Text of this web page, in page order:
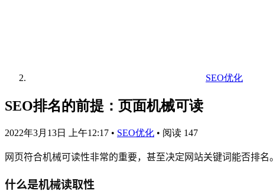
SEO优化
SEO排名的前提：页面机械可读
2022年3月13日 上午12:17 • SEO优化 • 阅读 147
网页符合机械可读性非常的重要，甚至决定网站关键词能否排
什么是机械读取性